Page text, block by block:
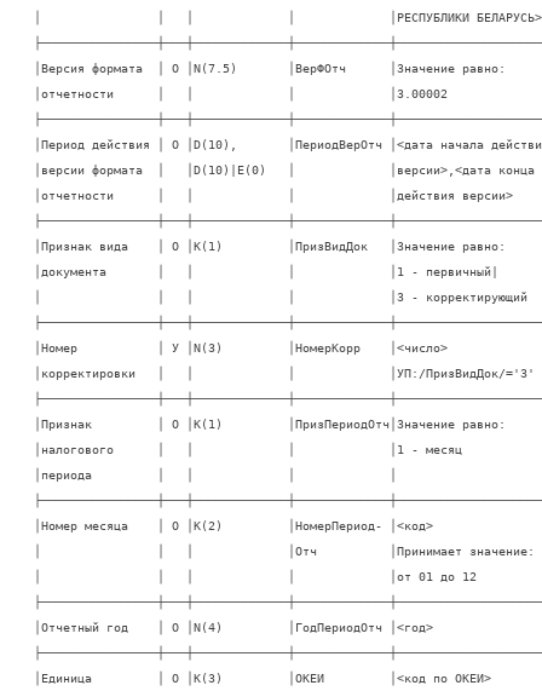
│                │   │             │             │РЕСПУБЛИКИ
│Версия формата  │ О │N(7.5)       │ВерФОтч      │Значение равно:
│отчетности      │   │             │             │3.00002
│Период действия │ О │D(10),       │ПериодВерОтч │<дата начала
│версии формата  │   │D(10)|E(0)   │             │версии>,<дата
│отчетности      │   │             │             │действия версии>
│Признак вида    │ О │K(1)         │ПризВидДок   │Значение равно:
│документа       │   │             │             │1 - первичный|
│                │   │             │             │3 - корректирующий
│Номер           │ У │N(3)         │НомерКорр    │<число>
│корректировки   │   │             │             │УП:/ПризВидДок/
│Признак         │ О │K(1)         │ПризПериодОтч│Значение равно:
│налогового      │   │             │             │1 - месяц
│периода         │   │             │             │
│Номер месяца    │ О │K(2)         │НомерПериод- │<код>
│                │   │             │Отч          │Принимает
│                │   │             │             │от 01 до 12
│Отчетный год    │ О │N(4)         │ГодПериодОтч │<год>
│Единица         │ О │K(3)         │ОКЕИ         │<код по ОКЕИ>